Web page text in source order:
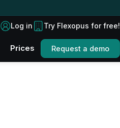
Log in Try Flexopus for free!
Prices Request a demo